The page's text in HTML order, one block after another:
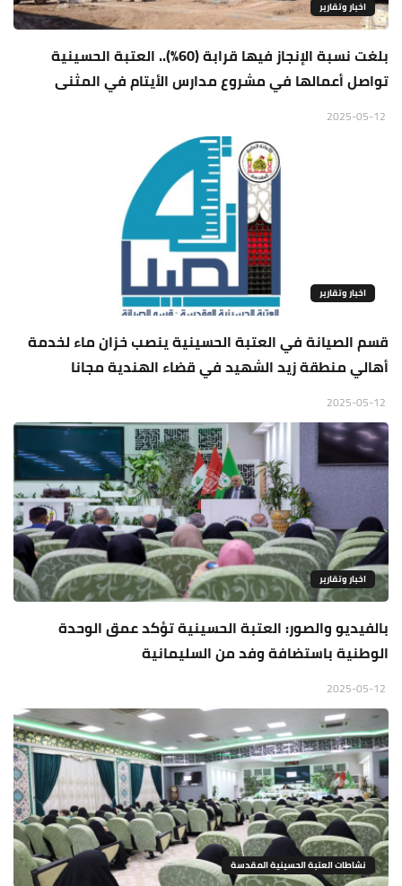
اخبار وتقارير
بلغت نسبة الإنجاز فيها قرابة (60%).. العتبة الحسينية
تواصل أعمالها في مشروع مدارس الأيتام في المثنى
اخبار وتقارير
قسم الصيانة في العتبة الحسينية ينصب خزان ماء لخدمة
أهالي منطقة زيد الشهيد في قضاء الهندية مجانا
اخبار وتقارير
بالفيديو والصور: العتبة الحسينية تؤكد عمق الوحدة
الوطنية باستضافة وفد من السليمانية
نشاطات العتبة الحسينية المقدسة